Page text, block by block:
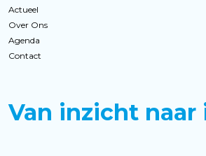
Actueel
Over Ons
Agenda
Contact
Van inzicht naar